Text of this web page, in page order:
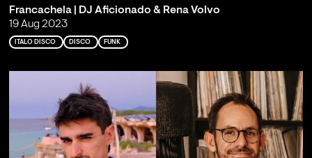
Francachela | DJ Aficionado & Rena Volvo
19 Aug 2023
ITALO DISCO DISCO FUNK